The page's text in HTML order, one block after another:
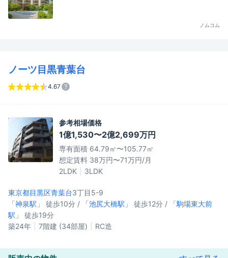
ノムコム
ノーツ目黒青葉台
4.67
参考相場価格
1億1,530〜2億2,699万円
専有面積 64.79㎡〜105.77㎡
想定賃料 38万円〜71万円/月
2LDK
3LDK
東京都目黒区青葉台3丁目5-9
「神泉駅 」 徒歩10分 / 「池尻大橋駅 」 徒歩12分 / 「駒場東大前
駅 」 徒歩19分
築24年
7階建 (34部屋) RC造